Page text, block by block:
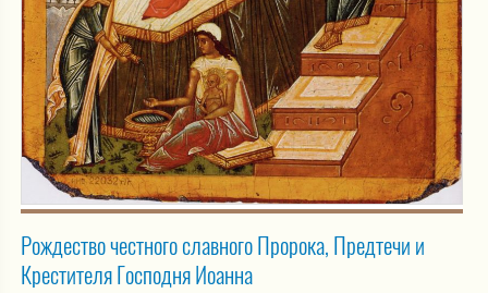
Рождество честного славного Пророка, Предтечи и
Крестителя Господня Иоанна